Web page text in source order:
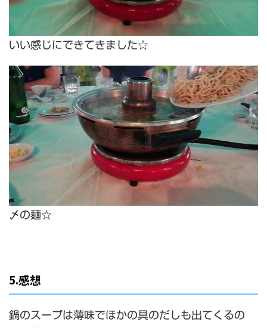
いい感じにできてきました☆
〆の麺☆
5.感想
鍋のスープは薄味でほかの具のだしも出てくるの